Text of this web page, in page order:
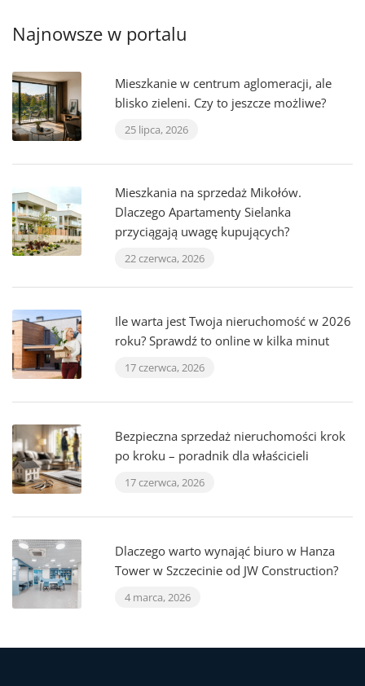
Najnowsze w portalu
Mieszkanie w centrum aglomeracji, ale
blisko zieleni. Czy to jeszcze możliwe?
25 lipca, 2026
Mieszkania na sprzedaż Mikołów.
Dlaczego Apartamenty Sielanka
przyciągają uwagę kupujących?
22 czerwca, 2026
Ile warta jest Twoja nieruchomość w 2026
roku? Sprawdź to online w kilka minut
17 czerwca, 2026
Bezpieczna sprzedaż nieruchomości krok
po kroku – poradnik dla właścicieli
17 czerwca, 2026
Dlaczego warto wynająć biuro w Hanza
Tower w Szczecinie od JW Construction?
4 marca, 2026